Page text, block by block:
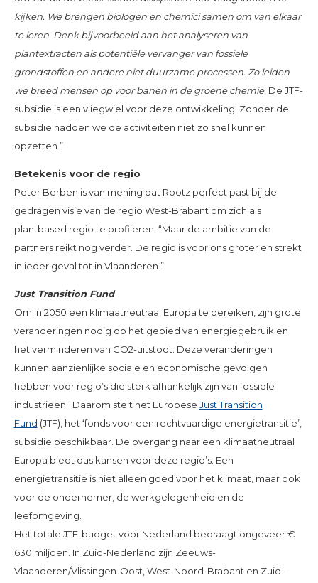
kijken. We brengen biologen en chemici samen om van elkaar
te leren. Denk bijvoorbeeld aan het analyseren van
plantextracten als potentiële vervanger van fossiele
grondstoffen en andere niet duurzame processen. Zo leiden
we breed mensen op voor banen in de groene chemie. De JTF-
subsidie is een vliegwiel voor deze ontwikkeling. Zonder de
subsidie hadden we de activiteiten niet zo snel kunnen
opzetten.”
Betekenis voor de regio
Peter Berben is van mening dat Rootz perfect past bij de
gedragen visie van de regio West-Brabant om zich als
plantbased regio te profileren. “Maar de ambitie van de
partners reikt nog verder. De regio is voor ons groter en strekt
in ieder geval tot in Vlaanderen.”
Just Transition Fund
Om in 2050 een klimaatneutraal Europa te bereiken, zijn grote
veranderingen nodig op het gebied van energiegebruik en
het verminderen van CO2-uitstoot. Deze veranderingen
kunnen aanzienlijke sociale en economische gevolgen
hebben voor regio’s die sterk afhankelijk zijn van fossiele
industrieën. Daarom stelt het Europese Just Transition
Fund (JTF), het ‘fonds voor een rechtvaardige energietransitie’,
subsidie beschikbaar. De overgang naar een klimaatneutraal
Europa biedt dus kansen voor deze regio’s. Een
energietransitie is niet alleen goed voor het klimaat, maar ook
voor de ondernemer, de werkgelegenheid en de
leefomgeving.
Het totale JTF-budget voor Nederland bedraagt ongeveer €
630 miljoen. In Zuid-Nederland zijn Zeeuws-
Vlaanderen/Vlissingen-Oost, West-Noord-Brabant en Zuid-